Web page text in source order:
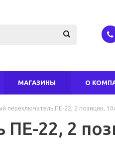
МАГАЗИНЫ О
переключатель ПЕ-22, 2 позиции,
22, 2